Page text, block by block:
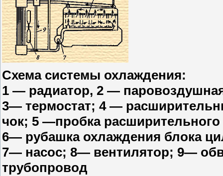
Схема системы охлаждения:
1 — радиатор, 2 —
3— термостат; 4 —
чок; 5 —пробка расширительного
6— рубашка охлаждения блока
7— насос; 8— вентилятор; 9—
трубопровод